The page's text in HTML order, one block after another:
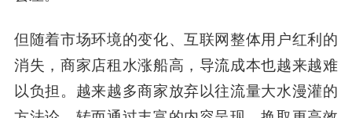
但随着市场环境的变化、互联网整体用户红利的
消失，商家店租水涨船高，导流成本也越来越难
以负担。越来越多商家放弃以往流量大水漫灌的